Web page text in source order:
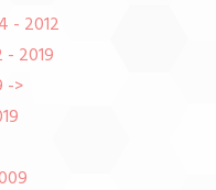
- 2012
- 2019
->